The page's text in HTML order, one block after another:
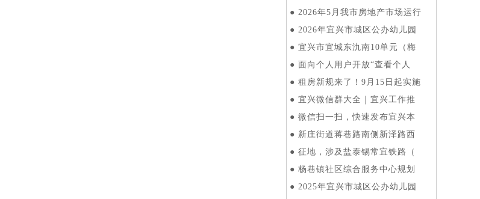
● 2026年5月我市房地产市场运行
● 2026年宜兴市城区公办幼儿园
● 宜兴市宜城东氿南10单元（梅
● 面向个人用户开放“查看个人
● 租房新规来了！9月15日起实施
● 宜兴微信群大全｜宜兴工作推
● 微信扫一扫，快速发布宜兴本
● 新庄街道蒋巷路南侧新泽路西
● 征地，涉及盐泰锡常宜铁路（
● 杨巷镇社区综合服务中心规划
● 2025年宜兴市城区公办幼儿园